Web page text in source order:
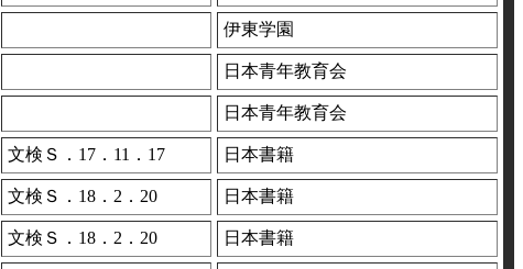
伊東学園
日本青年教育会
日本青年教育会
文検Ｓ．17．11．17 日本書籍
文検Ｓ．18．2．20 日本書籍
文検Ｓ．18．2．20 日本書籍